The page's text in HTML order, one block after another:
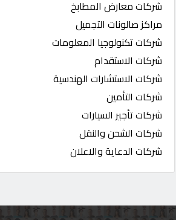
شركات معارض المطابخ
مراكز صالونات التجميل
شركات تكنولوجيا المعلومات
شركات الاستقدام
شركات الاستشارات الهندسية
شركات التأمين
شركات تأجير السيارات
شركات الشحن والنقل
شركات الدعاية والاعلان